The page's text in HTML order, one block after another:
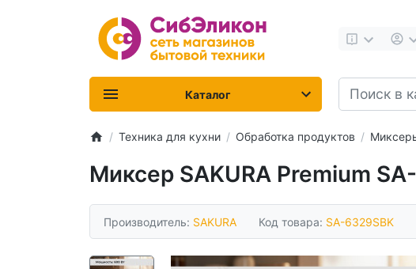
Каталог
Техника для кухни Обработка продуктов
Миксер SAKURA Premium
Производитель: SAKURA Код товара: SA-6329SBK